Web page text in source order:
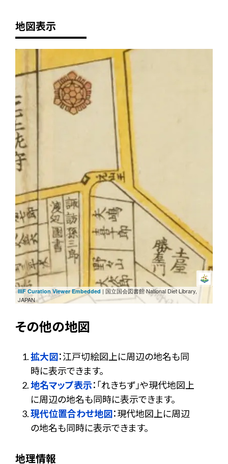
地図表示
-
IIIF Curation Viewer Embedded | 国立国会図書館 National Diet Library,
JAPAN
その他の地図
拡大図：江戸切絵図上に周辺の地名も同
時に表示できます。
地名マップ表示：「れきちず」や現代地図上
に周辺の地名も同時に表示できます。
現代位置合わせ地図：現代地図上に周辺
の地名も同時に表示できます。
地理情報